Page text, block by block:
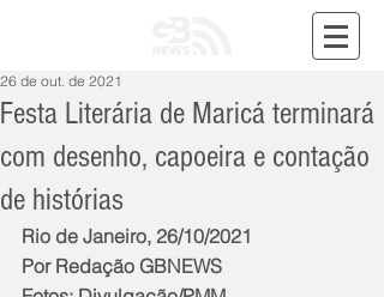
Festa Literária de Maricá terminará
com desenho, capoeira e contação
de histórias
26 de out. de 2021
Rio de Janeiro, 26/10/2021
Por Redação GBNEWS